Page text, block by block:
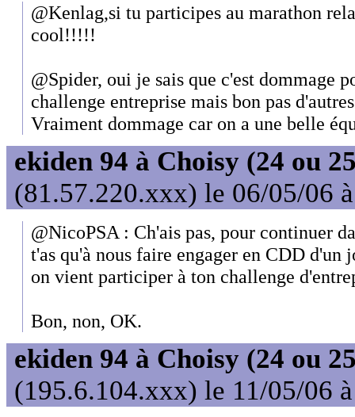
@Kenlag,si tu participes au marathon
cool!!!!!
@Spider, oui je sais que c'est dommage
challenge entreprise mais bon pas
Vraiment dommage car on a une belle
ekiden 94 à Choisy (24 ou
(81.57.220.xxx) le 06/05/06
@NicoPSA : Ch'ais pas, pour continuer
t'as qu'à nous faire engager en CDD d'un
on vient participer à ton challenge
Bon, non, OK.
ekiden 94 à Choisy (24 ou
(195.6.104.xxx) le 11/05/06